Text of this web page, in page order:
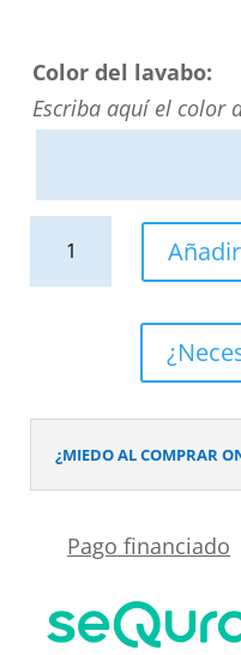
Color del lavabo:
Escriba aquí el color
Surface
Perlado
cantidad
¿MIEDO AL COMPRAR
Pago financiado